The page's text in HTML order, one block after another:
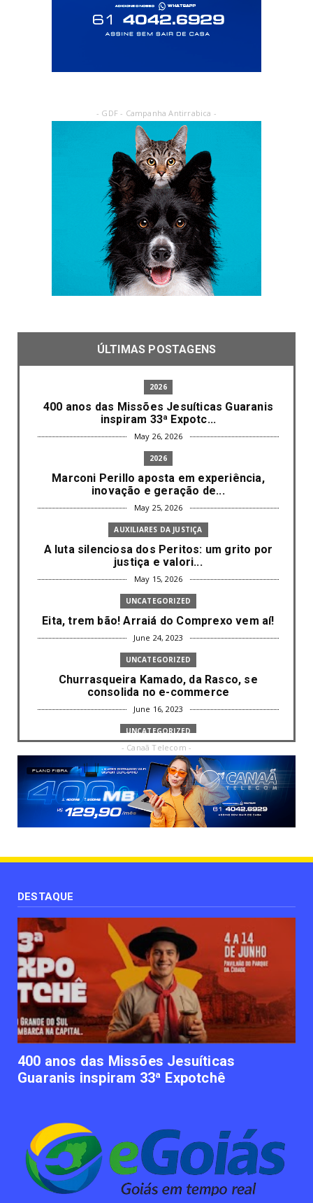
- GDF - Campanha Antirrabica -
ÚLTIMAS POSTAGENS
2026
400 anos das Missões Jesuíticas Guaranis
inspiram 33ª Expotc...
May 26, 2026
2026
Marconi Perillo aposta em experiência,
inovação e geração de...
May 25, 2026
AUXILIARES DA JUSTIÇA
A luta silenciosa dos Peritos: um grito por
justiça e valori...
May 15, 2026
UNCATEGORIZED
Eita, trem bão! Arraiá do Comprexo vem aí!
June 24, 2023
UNCATEGORIZED
Churrasqueira Kamado, da Rasco, se
consolida no e-commerce
June 16, 2023
UNCATEGORIZED
Com mais da metade dos cargos de
liderança ocupados por mulh...
June 16, 2023
UNCATEGORIZED
Paisagismo valoriza imóvel e atrai clientes
UNCATEGORIZED
June 12, 2023
UNCATEGORIZED
Empresas apostam em iniciativas de
felicidade corporativa pa...
June 09, 2023
UNCATEGORIZED
Lawtech gaúcha ajuda advogados a
organizarem sua vida financ...
- Canaã Telecom -
DESTAQUE
400 anos das Missões Jesuíticas
Guaranis inspiram 33ª Expotchê